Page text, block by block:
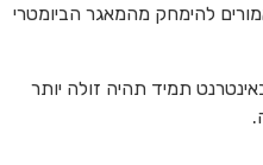
להימחק מהמאגר הביומטרי
תמיד תהיה זולה יותר